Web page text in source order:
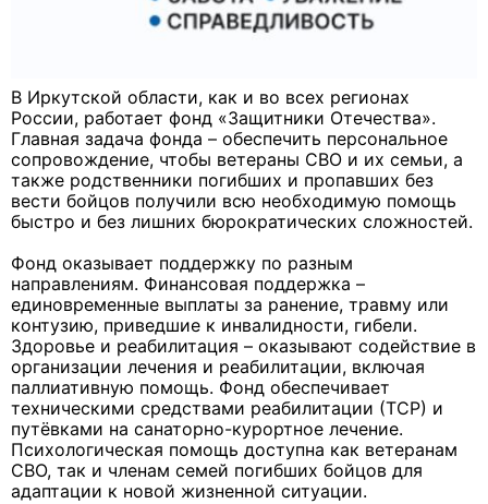
В Иркутской области, как и во всех регионах
России, работает фонд «Защитники Отечества».
Главная задача фонда – обеспечить персональное
сопровождение, чтобы ветераны СВО и их семьи, а
также родственники погибших и пропавших без
вести бойцов получили всю необходимую помощь
быстро и без лишних бюрократических сложностей.
Фонд оказывает поддержку по разным
направлениям. Финансовая поддержка –
единовременные выплаты за ранение, травму или
контузию, приведшие к инвалидности, гибели.
Здоровье и реабилитация – оказывают содействие в
организации лечения и реабилитации, включая
паллиативную помощь. Фонд обеспечивает
техническими средствами реабилитации (ТСР) и
путёвками на санаторно-курортное лечение.
Психологическая помощь доступна как ветеранам
СВО, так и членам семей погибших бойцов для
адаптации к новой жизненной ситуации.